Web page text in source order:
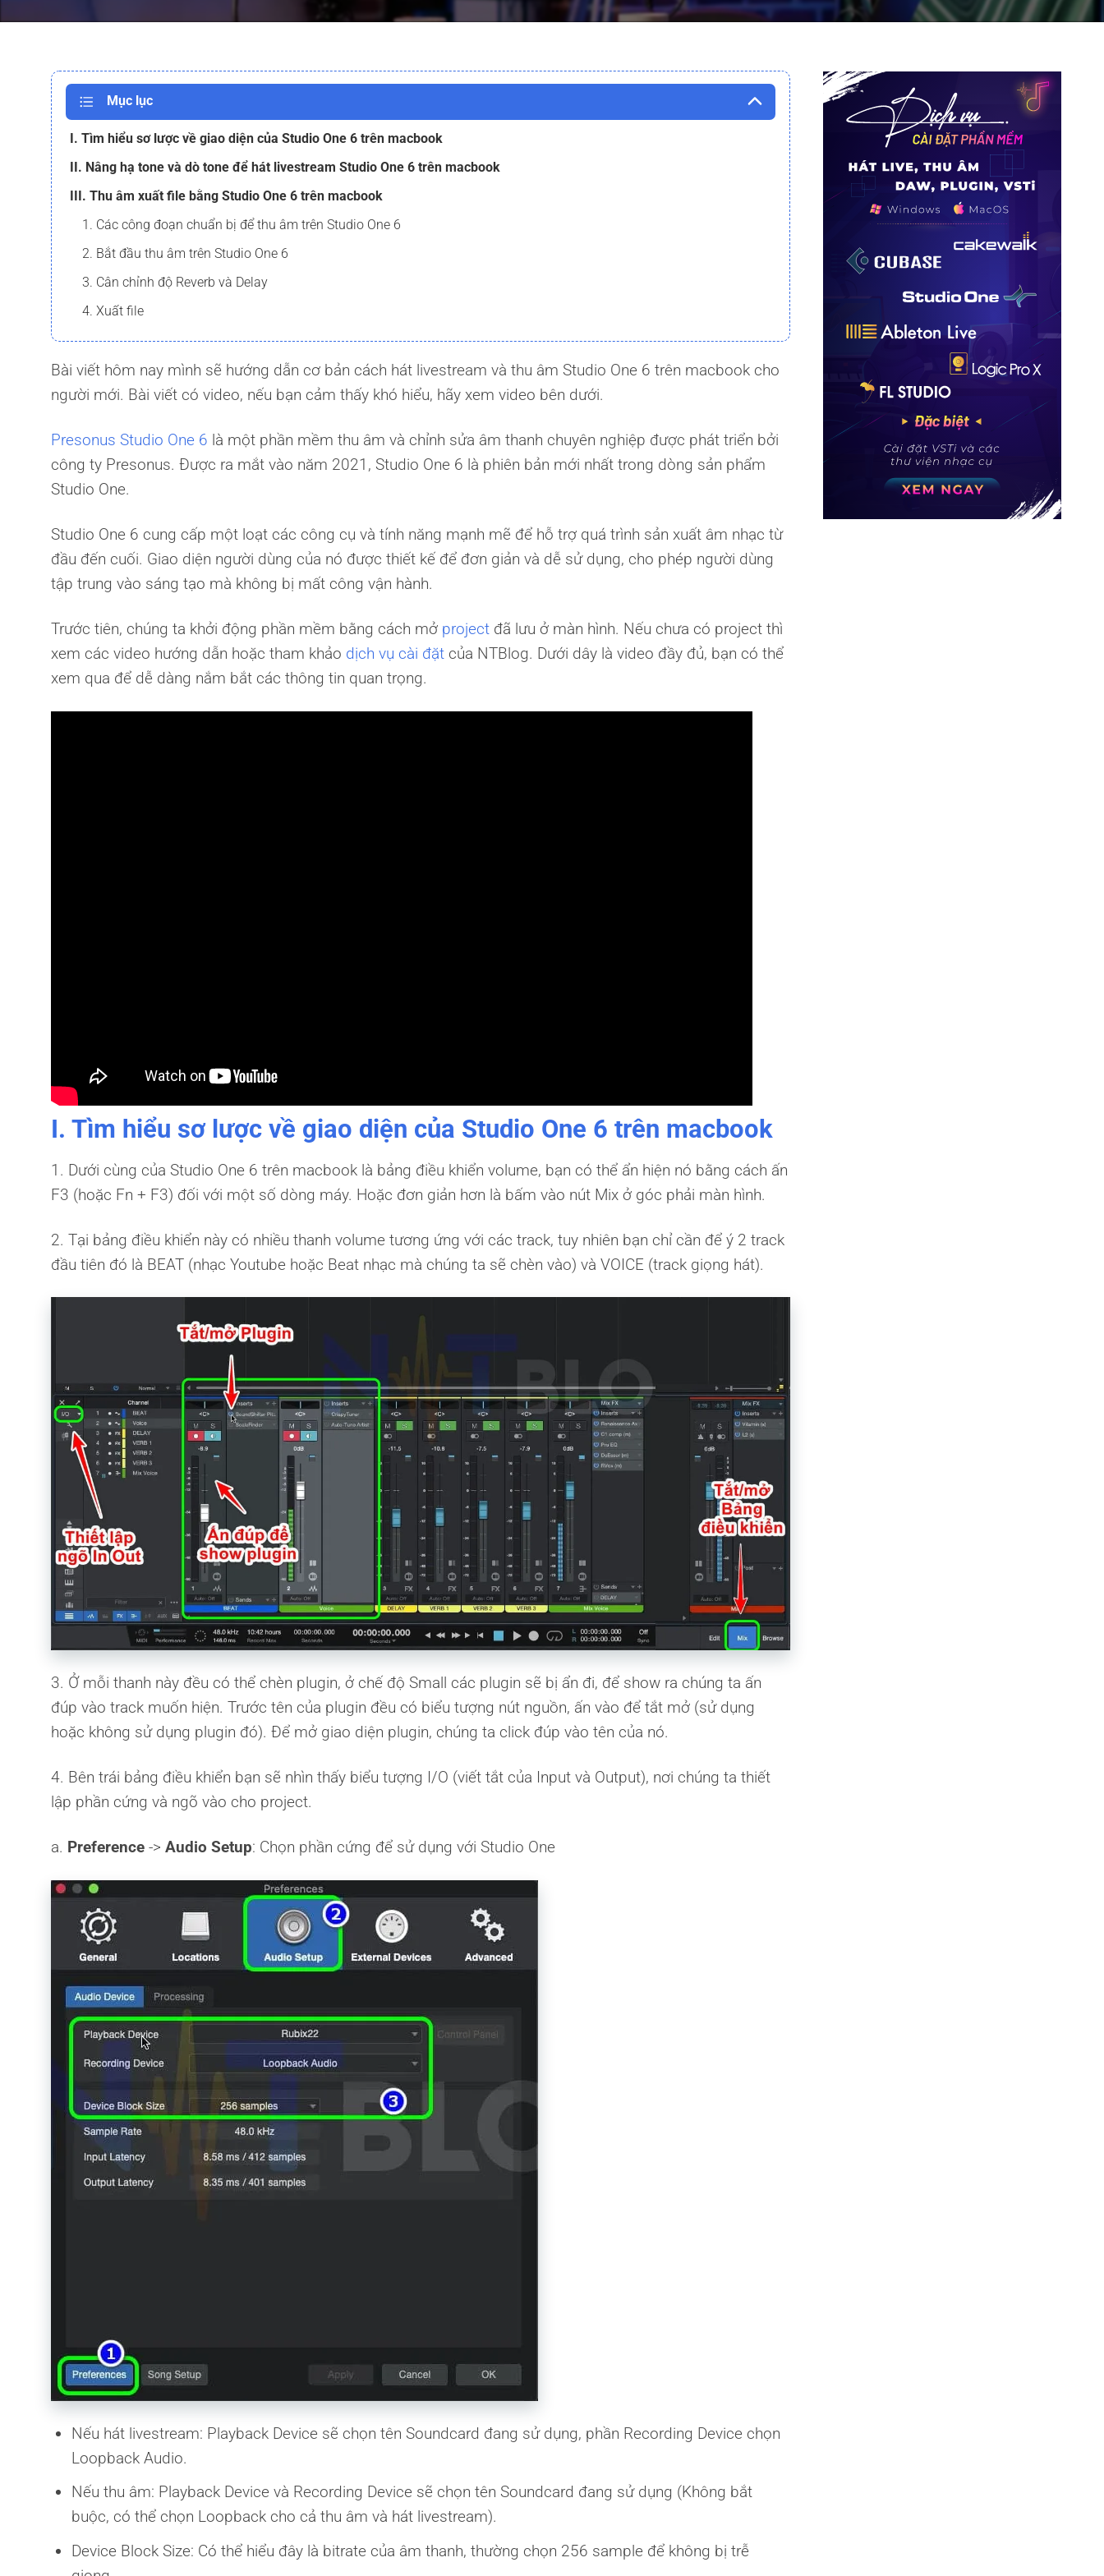
Mục lục
I. Tìm hiểu sơ lược về giao diện của Studio One 6 trên macbook
II. Nâng hạ tone và dò tone để hát livestream Studio One 6 trên macbook
III. Thu âm xuất file bằng Studio One 6 trên macbook
1. Các công đoạn chuẩn bị để thu âm trên Studio One 6
2. Bắt đầu thu âm trên Studio One 6
3. Cân chỉnh độ Reverb và Delay
4. Xuất file
Bài viết hôm nay mình sẽ hướng dẫn cơ bản cách hát livestream và thu âm Studio One 6 trên macbook cho
người mới. Bài viết có video, nếu bạn cảm thấy khó hiểu, hãy xem video bên dưới.
Presonus Studio One 6 là một phần mềm thu âm và chỉnh sửa âm thanh chuyên nghiệp được phát triển bởi
công ty Presonus. Được ra mắt vào năm 2021, Studio One 6 là phiên bản mới nhất trong dòng sản phẩm
Studio One.
Studio One 6 cung cấp một loạt các công cụ và tính năng mạnh mẽ để hỗ trợ quá trình sản xuất âm nhạc từ
đầu đến cuối. Giao diện người dùng của nó được thiết kế để đơn giản và dễ sử dụng, cho phép người dùng
tập trung vào sáng tạo mà không bị mất công vận hành.
Trước tiên, chúng ta khởi động phần mềm bằng cách mở project đã lưu ở màn hình. Nếu chưa có project thì
xem các video hướng dẫn hoặc tham khảo dịch vụ cài đặt của NTBlog. Dưới dây là video đầy đủ, bạn có thể
xem qua để dễ dàng nắm bắt các thông tin quan trọng.
I. Tìm hiểu sơ lược về giao diện của Studio One 6 trên macbook
1. Dưới cùng của Studio One 6 trên macbook là bảng điều khiển volume, bạn có thể ẩn hiện nó bằng cách ấn
F3 (hoặc Fn + F3) đối với một số dòng máy. Hoặc đơn giản hơn là bấm vào nút Mix ở góc phải màn hình.
2. Tại bảng điều khiển này có nhiều thanh volume tương ứng với các track, tuy nhiên bạn chỉ cần để ý 2 track
đầu tiên đó là BEAT (nhạc Youtube hoặc Beat nhạc mà chúng ta sẽ chèn vào) và VOICE (track giọng hát).
3. Ở mỗi thanh này đều có thể chèn plugin, ở chế độ Small các plugin sẽ bị ẩn đi, để show ra chúng ta ấn
đúp vào track muốn hiện. Trước tên của plugin đều có biểu tượng nút nguồn, ấn vào để tắt mở (sử dụng
hoặc không sử dụng plugin đó). Để mở giao diện plugin, chúng ta click đúp vào tên của nó.
4. Bên trái bảng điều khiển bạn sẽ nhìn thấy biểu tượng I/O (viết tắt của Input và Output), nơi chúng ta thiết
lập phần cứng và ngõ vào cho project.
a. Preference -> Audio Setup: Chọn phần cứng để sử dụng với Studio One
Nếu hát livestream: Playback Device sẽ chọn tên Soundcard đang sử dụng, phần Recording Device chọn
Loopback Audio.
Nếu thu âm: Playback Device và Recording Device sẽ chọn tên Soundcard đang sử dụng (Không bắt
buộc, có thể chọn Loopback cho cả thu âm và hát livestream).
Device Block Size: Có thể hiểu đây là bitrate của âm thanh, thường chọn 256 sample để không bị trễ